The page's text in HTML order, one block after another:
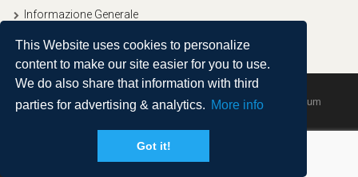
This Website uses cookies to personalize
content to make our site easier for you to use.
We do also share that information with third
parties for advertising & analytics. More info
Got it!
Informazione Generale
Copyright © 2020, Ullitravel |Sitemap| Powered by Agendum